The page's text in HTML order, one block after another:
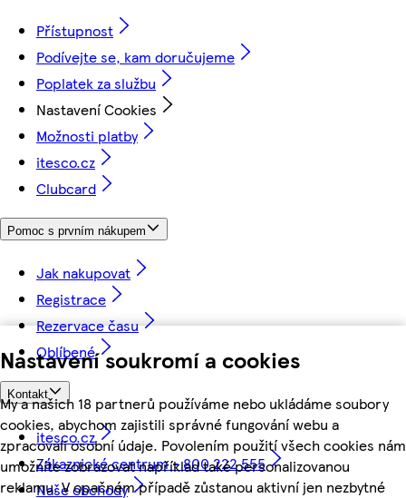
Nastavení soukromí a cookies
My a našich 18 partnerů používáme nebo ukládáme soubory
cookies, abychom zajistili správné fungování webu a
zpracovali osobní údaje. Povolením použití všech cookies nám
umožníte zobrazovat například také personalizovanou
reklamu. V opačném případě zůstanou aktivní jen nezbytné
Přístupnost
Podívejte se, kam doručujeme
Poplatek za službu
Nastavení Cookies
Možnosti platby
itesco.cz
Clubcard
Pomoc s prvním nákupem
Jak nakupovat
Registrace
Rezervace času
Oblíbené
Kontakt
itesco.cz
Zákaznické centrum - 800 222 555
Naše obchody